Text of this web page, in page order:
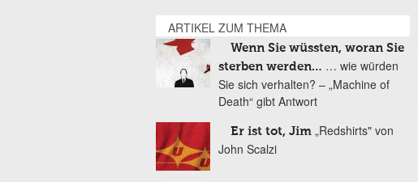
ARTIKEL ZUM THEMA
Wenn Sie wüssten, woran Sie
sterben werden… … wie würden
Sie sich verhalten? – „Machine of
Death“ gibt Antwort
Er ist tot, Jim „Redshirts" von
John Scalzi